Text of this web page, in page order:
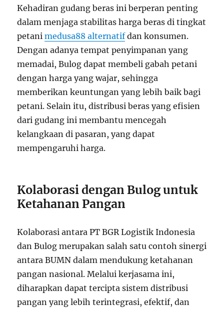
Kehadiran gudang beras ini berperan penting
dalam menjaga stabilitas harga beras di tingkat
petanimedusa88 alternatifdan konsumen.
Dengan adanya tempat penyimpanan yang
memadai, Bulog dapat membeli gabah petani
dengan harga yang wajar, sehingga
memberikan keuntungan yang lebih baik bagi
petani. Selain itu, distribusi beras yang efisien
dari gudang ini membantu mencegah
kelangkaan di pasaran, yang dapat
mempengaruhi harga.
Kolaborasi dengan Bulog untuk
Ketahanan Pangan
Kolaborasi antara PT BGR Logistik Indonesia
dan Bulog merupakan salah satu contoh sinergi
antara BUMN dalam mendukung ketahanan
pangan nasional. Melalui kerjasama ini,
diharapkan dapat tercipta sistem distribusi
pangan yang lebih terintegrasi, efektif, dan